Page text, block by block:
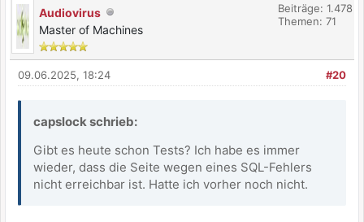
Audiovirus
Master of Machines
Beiträge: 1.478
Themen: 71
#20
09.06.2025, 18:24
capslock schrieb:
Gibt es heute schon Tests? Ich habe es immer
wieder, dass die Seite wegen eines SQL-Fehlers
nicht erreichbar ist. Hatte ich vorher noch nicht.